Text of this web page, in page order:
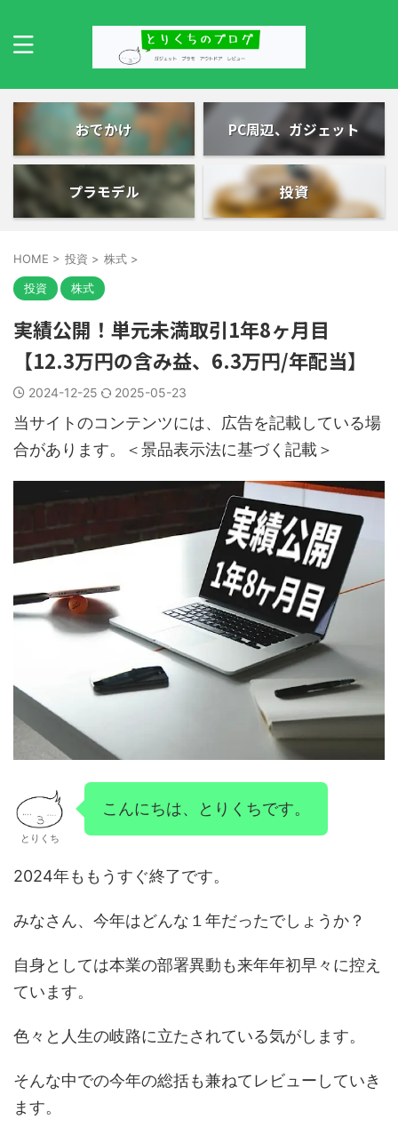
おでかけ PC周辺、ガジェット
プラモデル 投資
HOME > 投資 > 株式 >
投資 株式
実績公開！単元未満取引1年8ヶ月目
【12.3万円の含み益、6.3万円/年配当】
2024-12-25 2025-05-23
当サイトのコンテンツには、広告を記載している場
合があります。＜景品表示法に基づく記載＞
とりくち
こんにちは、とりくちです。
2024年ももうすぐ終了です。
みなさん、今年はどんな１年だったでしょうか？
自身としては本業の部署異動も来年年初早々に控え
ています。
色々と人生の岐路に立たされている気がします。
そんな中での今年の総括も兼ねてレビューしていき
ます。